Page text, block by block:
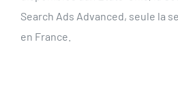
Search Ads Advanced, seule la
en France.